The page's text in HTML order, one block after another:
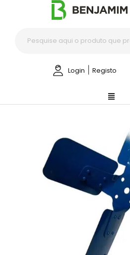
Login Registo